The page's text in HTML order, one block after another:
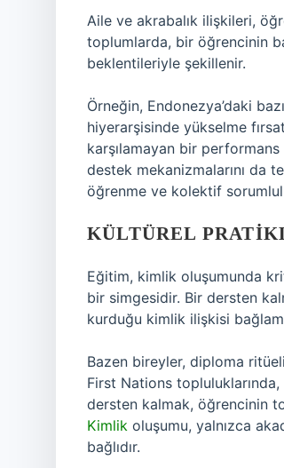
Aile ve akrabalık ilişkileri,
toplumlarda, bir öğrencinin
beklentileriyle şekillenir.
Örneğin, Endonezya’daki
hiyerarşisinde yükselme
karşılamayan bir
destek mekanizmalarını da
öğrenme ve kolektif
KÜLTÜREL
Eğitim, kimlik oluşumunda
bir simgesidir. Bir dersten
kurduğu kimlik ilişkisi
Bazen bireyler, diploma
First Nations
dersten kalmak, öğrencinin
Kimlik oluşumu, yalnızca
bağlıdır.